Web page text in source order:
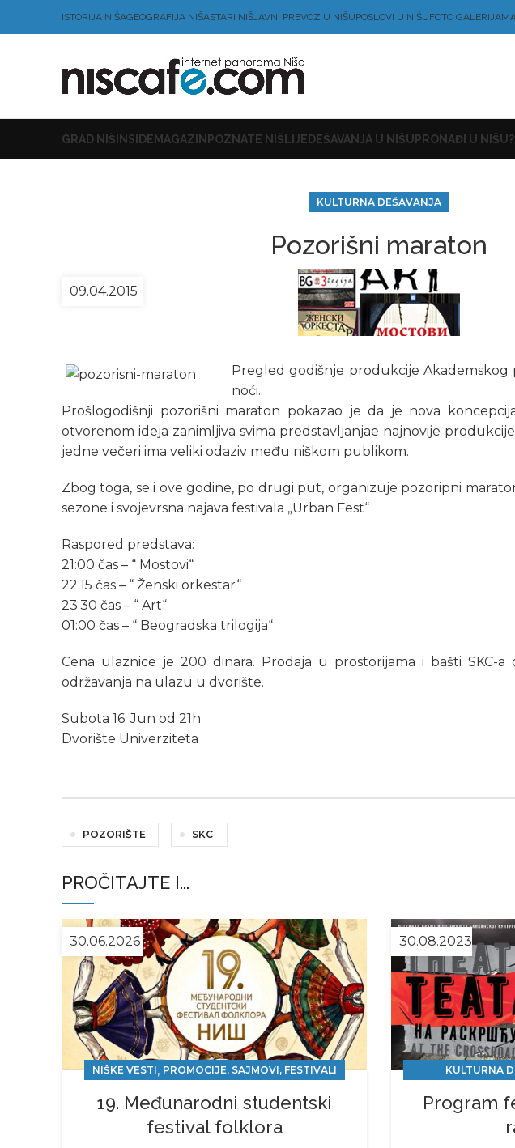
ISTORIJA NIŠAGEOGRAFIJA NIŠASTARI NIŠJAVNI PREVOZ U NIŠUPOSLOVI U NIŠUFOTO GALERIJA
GRAD NIŠ INSIDE MAGAZIN POZNATE NIŠLIJE DEŠAVANJA U NIŠU PRONAĐI U NIŠU?
KULTURNA DEŠAVANJA
Pozorišni maraton
09.04.2015
Pregled godišnje produkcije Akademskog
noći.
Prošlogodišnji pozorišni maraton pokazao je da je nova
otvorenom ideja zanimljiva svima predstavljanjae najnovije
jedne večeri ima veliki odaziv među niškom publikom.
Zbog toga, se i ove godine, po drugi put, organizuje pozoripni
sezone i svojevrsna najava festivala „Urban Fest“
Raspored predstava:
21:00 čas – “ Mostovi“
22:15 čas – “ Ženski orkestar“
23:30 čas – “ Art“
01:00 čas – “ Beogradska trilogija“
Cena ulaznice je 200 dinara. Prodaja u prostorijama i bašti SKC-a
održavanja na ulazu u dvorište.
Subota 16. Jun od 21h
Dvorište Univerziteta
POZORIŠTE SKC
PROČITAJTE I...
30.06.2026
NIŠKE VESTI, PROMOCIJE, SAJMOVI, FESTIVALI
19. Mеđunarodni studеntski
fеstival folklora
30.08.2023
KULTURNA
Program